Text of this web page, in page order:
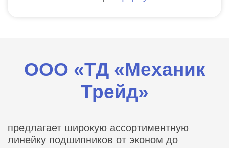
ООО «ТД «Механик
Трейд»
предлагает широкую ассортиментную
линейку подшипников от эконом до